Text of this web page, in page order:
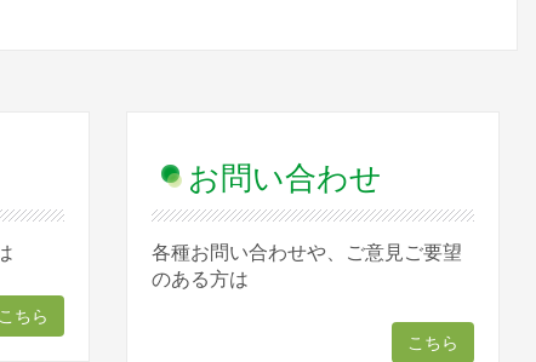
こちら
お問い合わせ
各種お問い合わせや、ご意見ご要望
のある方は
こちら